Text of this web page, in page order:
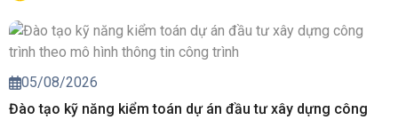
05/08/2026
Đào tạo kỹ năng kiểm toán dự án đầu tư xây dựng công